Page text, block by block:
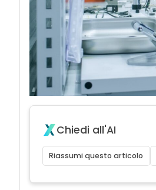
Chiedi all'AI
Riassumi questo articolo